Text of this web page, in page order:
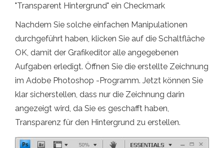
"Transparent Hintergrund" ein Checkmark
Nachdem Sie solche einfachen Manipulationen
durchgeführt haben, klicken Sie auf die Schaltfläche
OK, damit der Grafikeditor alle angegebenen
Aufgaben erledigt. Öffnen Sie die erstellte Zeichnung
im Adobe Photoshop -Programm. Jetzt können Sie
klar sicherstellen, dass nur die Zeichnung darin
angezeigt wird, da Sie es geschafft haben,
Transparenz für den Hintergrund zu erstellen.